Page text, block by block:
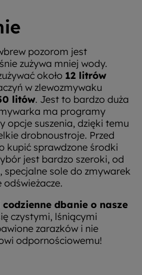
pozorom jest
zużywa mniej wody.
około 12 litrów
w zlewozmywaku
litów. Jest to bardzo duża
ma programy
opcje suszenia, dzięki temu
drobnoustroje. Przed
kupić sprawdzone środki
jest bardzo szeroki, od
sole do zmywarek
odświeżacze.
dbanie o nasze
czystymi, lśniącymi
zarazków i nie
odpornościowemu!